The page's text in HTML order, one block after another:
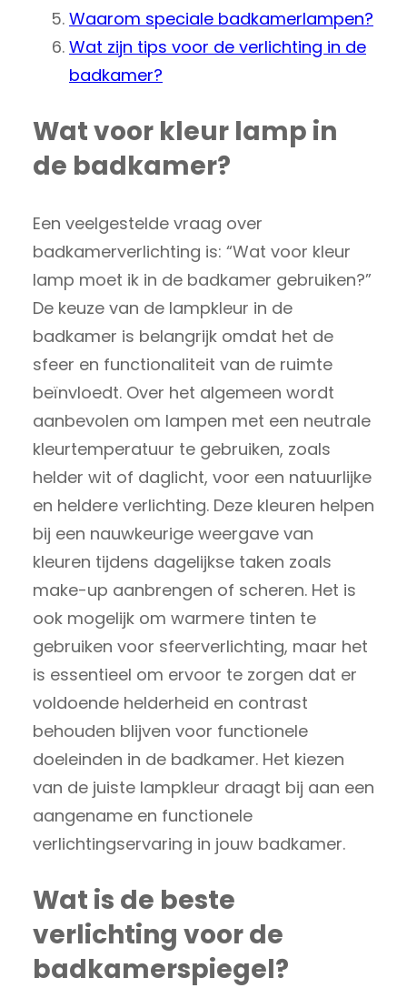
Waarom speciale badkamerlampen?
Wat zijn tips voor de verlichting in de
badkamer?
Wat voor kleur lamp in
de badkamer?
Een veelgestelde vraag over
badkamerverlichting is: “Wat voor kleur
lamp moet ik in de badkamer gebruiken?”
De keuze van de lampkleur in de
badkamer is belangrijk omdat het de
sfeer en functionaliteit van de ruimte
beïnvloedt. Over het algemeen wordt
aanbevolen om lampen met een neutrale
kleurtemperatuur te gebruiken, zoals
helder wit of daglicht, voor een natuurlijke
en heldere verlichting. Deze kleuren helpen
bij een nauwkeurige weergave van
kleuren tijdens dagelijkse taken zoals
make-up aanbrengen of scheren. Het is
ook mogelijk om warmere tinten te
gebruiken voor sfeerverlichting, maar het
is essentieel om ervoor te zorgen dat er
voldoende helderheid en contrast
behouden blijven voor functionele
doeleinden in de badkamer. Het kiezen
van de juiste lampkleur draagt bij aan een
aangename en functionele
verlichtingservaring in jouw badkamer.
Wat is de beste
verlichting voor de
badkamerspiegel?